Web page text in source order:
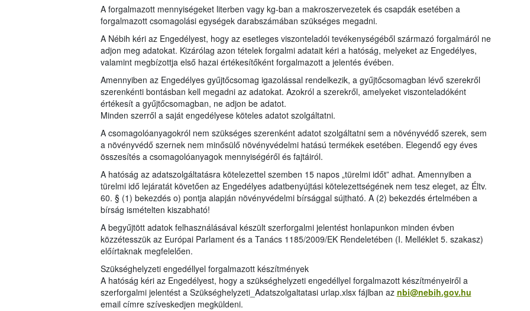
A forgalmazott mennyiségeket literben vagy kg-ban a makroszervezetek és csapdák esetében a
forgalmazott csomagolási egységek darabszámában szükséges megadni.
A Nébih kéri az Engedélyest, hogy az esetleges viszonteladói tevékenységéből származó forgalmáról ne
adjon meg adatokat. Kizárólag azon tételek forgalmi adatait kéri a hatóság, melyeket az Engedélyes,
valamint megbízottja első hazai értékesítőként forgalmazott a jelentés évében.
Amennyiben az Engedélyes gyűjtőcsomag igazolással rendelkezik, a gyűjtőcsomagban lévő szerekről
szerenkénti bontásban kell megadni az adatokat. Azokról a szerekről, amelyeket viszonteladóként
értékesít a gyűjtőcsomagban, ne adjon be adatot.
Minden szerről a saját engedélyese köteles adatot szolgáltatni.
A csomagolóanyagokról nem szükséges szerenként adatot szolgáltatni sem a növényvédő szerek, sem
a növényvédő szernek nem minősülő növényvédelmi hatású termékek esetében. Elegendő egy éves
összesítés a csomagolóanyagok mennyiségéről és fajtáiról.
A hatóság az adatszolgáltatásra kötelezettel szemben 15 napos „türelmi időt” adhat. Amennyiben a
türelmi idő lejáratát követően az Engedélyes adatbenyújtási kötelezettségének nem tesz eleget, az Éltv.
60. § (1) bekezdés o) pontja alapján növényvédelmi bírsággal sújtható. A (2) bekezdés értelmében a
bírság ismételten kiszabható!
A begyűjtött adatok felhasználásával készült szerforgalmi jelentést honlapunkon minden évben
közzétesszük az Európai Parlament és a Tanács 1185/2009/EK Rendeletében (I. Melléklet 5. szakasz)
előírtaknak megfelelően.
Szükséghelyzeti engedéllyel forgalmazott készítmények
A hatóság kéri az Engedélyest, hogy a szükséghelyzeti engedéllyel forgalmazott készítményeiről a
szerforgalmi jelentést a Szükséghelyzeti_Adatszolgaltatasi urlap.xlsx fájlban az nbi@nebih.gov.hu
email címre szíveskedjen megküldeni.